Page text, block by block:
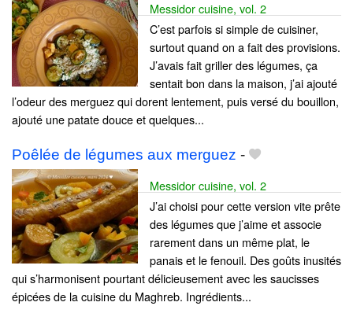
Messidor cuisine, vol. 2
C’est parfois si simple de cuisiner,
surtout quand on a fait des provisions.
J’avais fait griller des légumes, ça
sentait bon dans la maison, j’ai ajouté
l’odeur des merguez qui dorent lentement, puis versé du bouillon,
ajouté une patate douce et quelques...
Poêlée de légumes aux merguez -
Messidor cuisine, vol. 2
J’ai choisi pour cette version vite prête
des légumes que j’aime et associe
rarement dans un même plat, le
panais et le fenouil. Des goûts inusités
qui s’harmonisent pourtant délicieusement avec les saucisses
épicées de la cuisine du Maghreb. Ingrédients...